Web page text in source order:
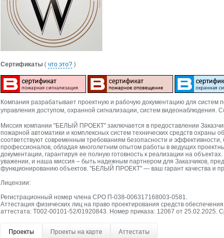
Сертификаты ( что это? )
Компания разрабатывает проектную и рабочую документацию для систем
управления доступом, охранной сигнализации, систем
Миссия компании "БЕЛЫЙ ПРОЕКТ" заключается в предоставлении
пожарной автоматики и комплексных систем технических средств
соответствуют современным требованиям безопасности и
профессионалов, обладая многолетним опытом работы в ведущих
документации, гарантируя ее полную готовность к реализации на
уважении, и наша миссия – быть надежным партнером для Заказчиков,
функционированию объектов. "БЕЛЫЙ ПРОЕКТ" — ваш гарант качества и
Лицензии:
Регистрационный номер члена СРО П-038-006317168003-0581.
Аттестация физических лиц на право проектирования средств
аттестата: Т002-00101-52/01920843. Номер приказа: 12067 от 25.02.2025.
Проекты Проекты на карте Аттестаты